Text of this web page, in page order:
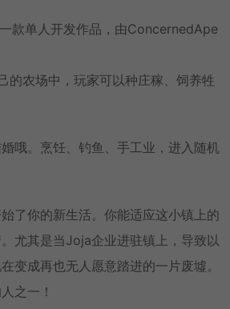
款单人开发作品，由ConcernedApe
的农场中，玩家可以种庄稼、饲养牲
哦。烹饪、钓鱼、手工业，进入随机
了你的新生活。你能适应这小镇上的
尤其是当Joja企业进驻镇上，导致以
变成再也无人愿意踏进的一片废墟。
之一！